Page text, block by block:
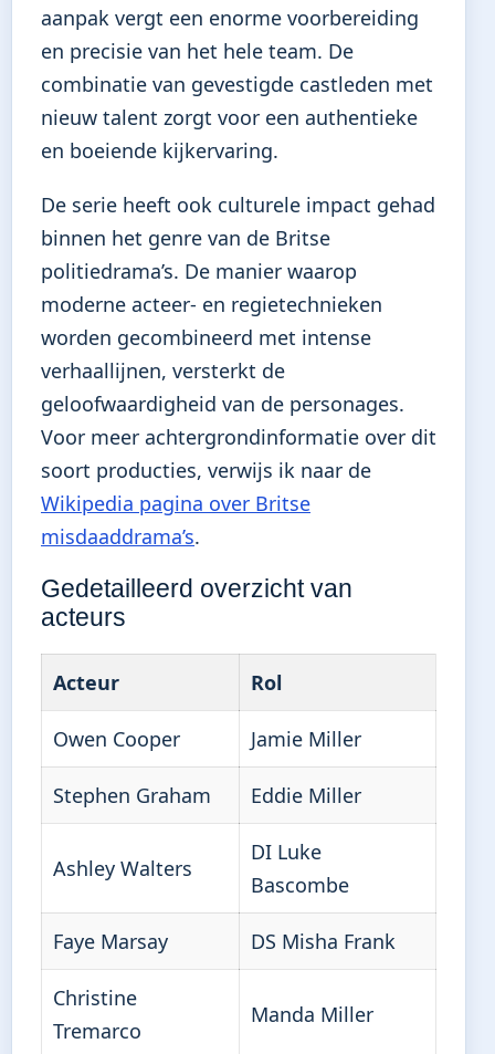
aanpak vergt een enorme voorbereiding
en precisie van het hele team. De
combinatie van gevestigde castleden met
nieuw talent zorgt voor een authentieke
en boeiende kijkervaring.
De serie heeft ook culturele impact gehad
binnen het genre van de Britse
politiedrama’s. De manier waarop
moderne acteer- en regietechnieken
worden gecombineerd met intense
verhaallijnen, versterkt de
geloofwaardigheid van de personages.
Voor meer achtergrondinformatie over dit
soort producties, verwijs ik naar de
Wikipedia pagina over Britse
misdaaddrama’s.
Gedetailleerd overzicht van
acteurs
Acteur Rol
Owen Cooper Jamie Miller
Stephen Graham Eddie Miller
Ashley Walters
DI Luke
Bascombe
Faye Marsay DS Misha Frank
Christine
Tremarco
Manda Miller